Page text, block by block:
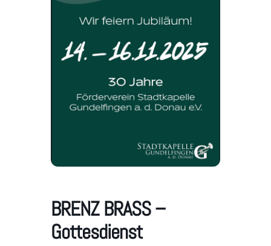
BRENZ BRASS –
Gottesdienst